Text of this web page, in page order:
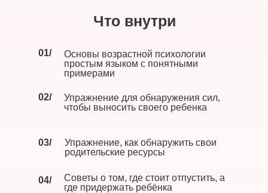
Что внутри
Советы о том, где стоит отпустить, а
где придержать ребёнка
Упражнение, как обнаружить свои
родительские ресурсы
Упражнение для обнаружения сил,
чтобы выносить своего ребенка
Основы возрастной психологии
простым языком с понятными
примерами
04/
03/
02/
01/